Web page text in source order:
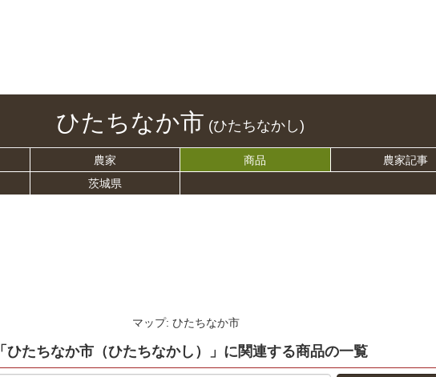
ひたちなか市 (ひたちなかし)
農家 商品
農家記事
茨城県
マップ: ひたちなか市
「ひたちなか市（ひたちなかし）」 に関連する商品の一覧